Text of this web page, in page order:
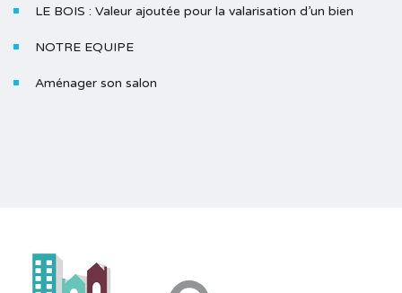
LE BOIS : Valeur ajoutée pour la valarisation d’un bien
NOTRE EQUIPE
Aménager son salon